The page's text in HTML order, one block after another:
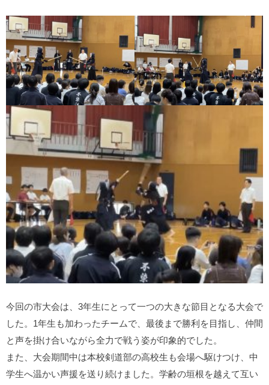
今回の市大会は、3年生にとって一つの大きな節目となる大会で
した。1年生も加わったチームで、最後まで勝利を目指し、仲間
と声を掛け合いながら全力で戦う姿が印象的でした。
また、大会期間中は本校剣道部の高校生も会場へ駆けつけ、中
学生へ温かい声援を送り続けました。学齢の垣根を越えて互い